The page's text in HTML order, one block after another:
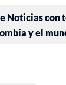
Noticias con
y el